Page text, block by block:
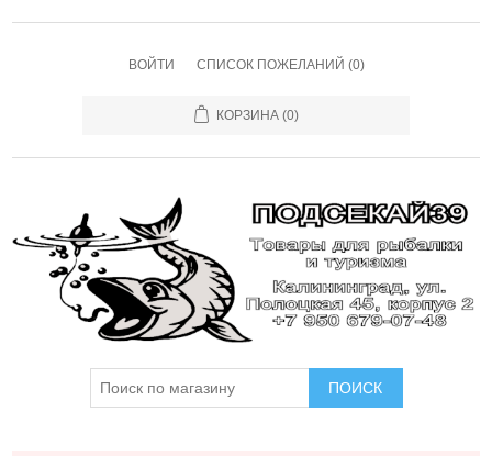
ВОЙТИ СПИСОК ПОЖЕЛАНИЙ (0)
КОРЗИНА (0)
ПОИСК